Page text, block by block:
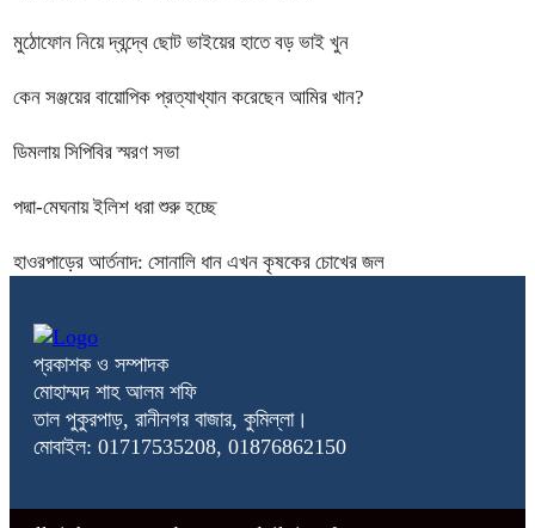
মুঠোফোন নিয়ে দ্বন্দ্বে ছোট ভাইয়ের হাতে বড় ভাই খুন
কেন সঞ্জয়ের বায়োপিক প্রত্যাখ্যান করেছেন আমির খান?
ডিমলায় সিপিবির স্মরণ সভা
পদ্মা-মেঘনায় ইলিশ ধরা শুরু হচ্ছে
হাওরপাড়ের আর্তনাদ: সোনালি ধান এখন কৃষকের চোখের জল
প্রকাশক ও সম্পাদক
মোহাম্মদ শাহ আলম শফি
তাল পুকুরপাড়, রানীনগর বাজার, কুমিল্লা।
মোবাইল: 01717535208, 01876862150